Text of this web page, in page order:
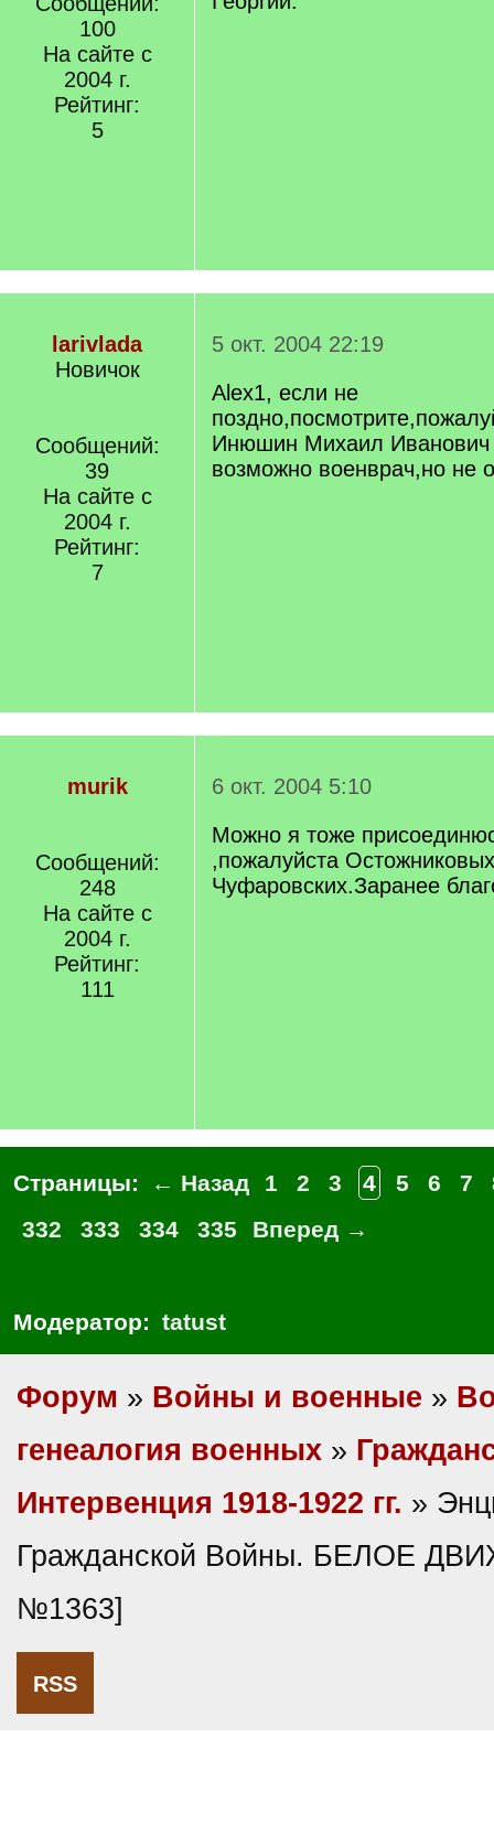
100
На сайте с
2004 г.
Рейтинг:
5
larivlada
Новичок
Сообщений:
39
На сайте с
2004 г.
Рейтинг:
7
5 окт. 2004 22:19
Alex1, если не
Инюшин Михаил Иванович
возможно военврач,но не
murik
Сообщений:
248
На сайте с
2004 г.
Рейтинг:
111
6 окт. 2004 5:10
Можно я тоже
,пожалуйста
Чуфаровских.Заранее
Страницы: ← Назад 1 2 3 4 5 6 7
332
333 334 335 Вперед →
Модератор: tatust
Форум » Войны и военные »
генеалогия военных »
Интервенция 1918-1922 гг. »
Гражданской Войны. БЕЛОЕ
№1363]
RSS